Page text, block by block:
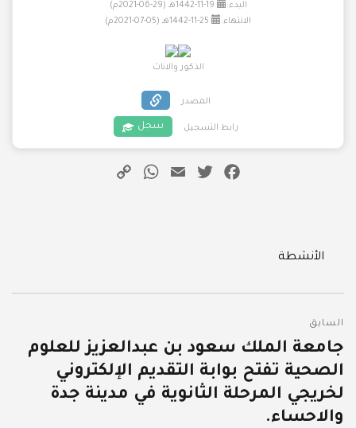
البدء:
الانتهاء:
الذكور والاناث
المصدر
رابط التسجيل سجل
Facebook
Twitter
Email
WhatsApp
Categories
الأنشطة
المقالات
السابق
المقالة
السابقة:
جامعة الملك سعود بن عبدالعزيز للعلوم
الصحية تفتح بوابة التقديم الإلكتروني
لخريجي المرحلة الثانوية في مدينة جدة
والاحساء.